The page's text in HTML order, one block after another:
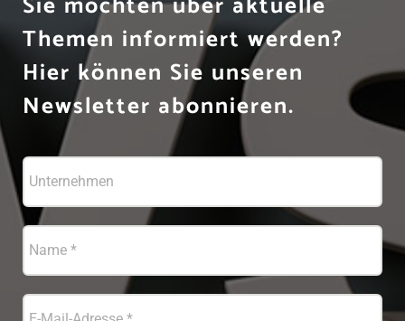
Themen informiert werden?
Hier können Sie unseren
Newsletter abonnieren.